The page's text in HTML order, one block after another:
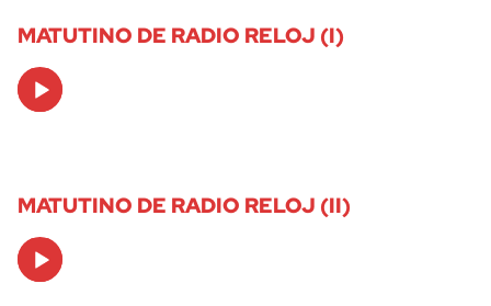
MATUTINO DE RADIO RELOJ (I)
Audio
Player
MATUTINO DE RADIO RELOJ (II)
Audio
Player